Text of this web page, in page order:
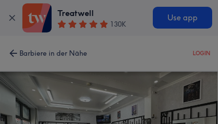
Treatwell
130K
Use app
Barbiere in der Nähe LOGIN